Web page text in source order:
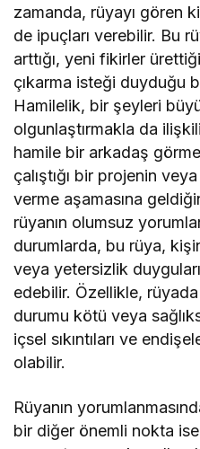
zamanda, rüyayı gören
de ipuçları verebilir. Bu
arttığı, yeni fikirler
çıkarma isteği duyduğu
Hamilelik, bir şeyleri
olgunlaştırmakla da
hamile bir arkadaş
çalıştığı bir projenin
verme aşamasına
rüyanın olumsuz
durumlarda, bu rüya,
veya yetersizlik
edebilir. Özellikle,
durumu kötü veya
içsel sıkıntıları ve
olabilir.
Rüyanın
bir diğer önemli nokta